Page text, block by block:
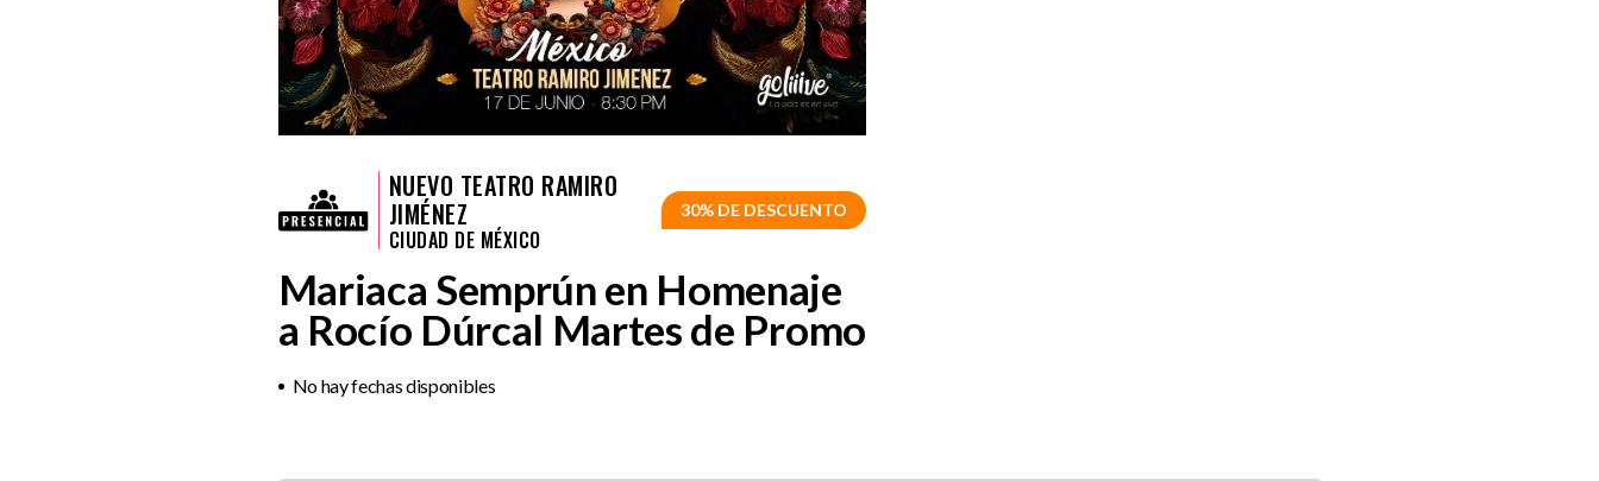
NUEVO TEATRO RAMIRO
JIMÉNEZ
CIUDAD DE MÉXICO
30% DE DESCUENTO
Mariaca Semprún en Homenaje
a Rocío Dúrcal Martes de Promo
No hay fechas disponibles